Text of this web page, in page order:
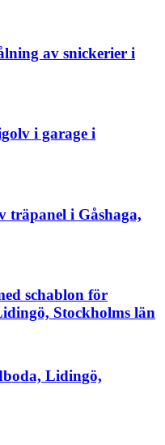
av snickerier i
i garage i
träpanel i Gåshaga,
schablon för
Stockholms län
Lidingö,